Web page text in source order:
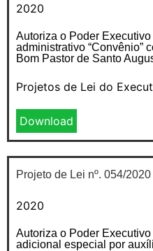
2020
Autoriza o Poder
administrativo “Convênio”
Bom Pastor de Santo
Projetos de Lei do
Download
Projeto de Lei nº. 054/2020
2020
Autoriza o Poder
adicional especial por